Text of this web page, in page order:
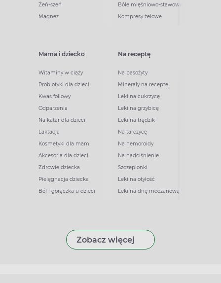
Żeń-szeń
Magnez
Bóle mięśniowo-stawowe
Kompresy żelowe
Mama i dziecko
Witaminy w ciąży
Probiotyki dla dzieci
Kwas foliowy
Odparzenia
Na katar dla dzieci
Laktacja
Kosmetyki dla mam
Akcesoria dla dzieci
Zdrowie dziecka
Pielęgnacja dziecka
Ból i gorączka u dzieci
Na receptę
Na pasożyty
Minerały na receptę
Leki na cukrzycę
Leki na grzybicę
Leki na trądzik
Na tarczycę
Na hemoroidy
Na nadciśnienie
Szczepionki
Leki na otyłość
Leki na dnę moczanową
Zobacz więcej